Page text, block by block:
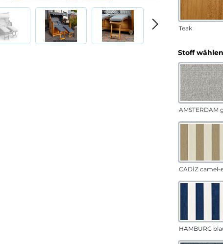
Teak
Stoff wählen
AMSTERDAM
CADÍZ camel-
HAMBURG